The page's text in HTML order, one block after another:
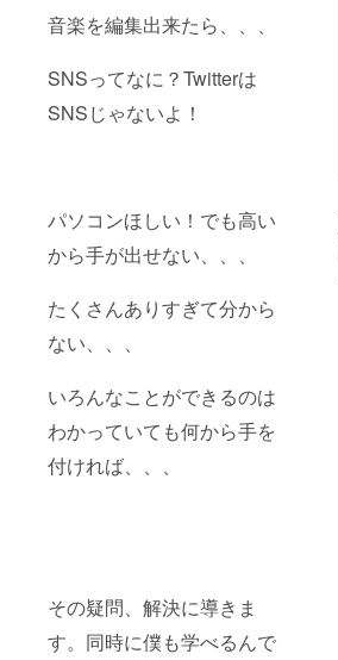
音楽を編集出来たら、、、
SNSってなに？Twitterは
SNSじゃないよ！
パソコンほしい！でも高い
から手が出せない、、、
たくさんありすぎて分から
ない、、、
いろんなことができるのは
わかっていても何から手を
付ければ、、、
その疑問、解決に導きま
す。同時に僕も学べるんで